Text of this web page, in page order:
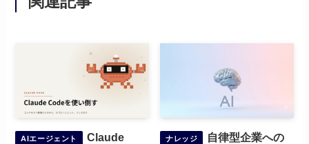
AIエージェント
Claude
ナレッジ
自律型企業への